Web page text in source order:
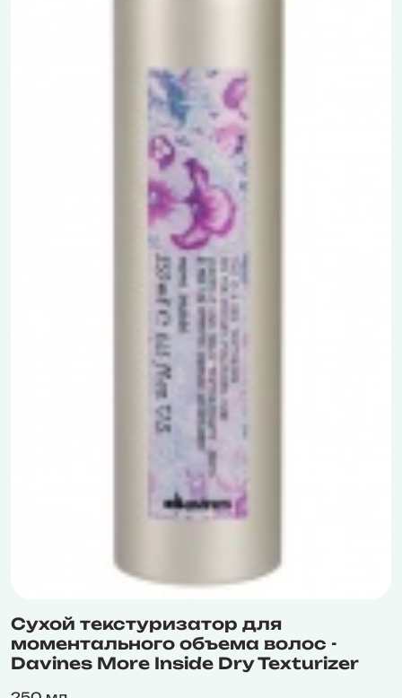
Сухой текстуризатор для
моментального объема волос -
Davines More Inside Dry Texturizer